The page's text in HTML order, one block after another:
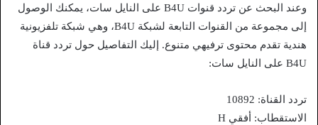
وعند البحث عن تردد قنوات B4U على النايل سات، يمكنك الوصول
إلى مجموعة من القنوات التابعة لشبكة B4U، وهي شبكة تلفزيونية
هندية تقدم محتوى ترفيهي متنوع. إليك التفاصيل حول تردد قناة
B4U على النايل سات:
تردد القناة: 10892
الاستقطاب: أفقي H